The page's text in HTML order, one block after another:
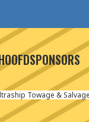
Towage & Salvage